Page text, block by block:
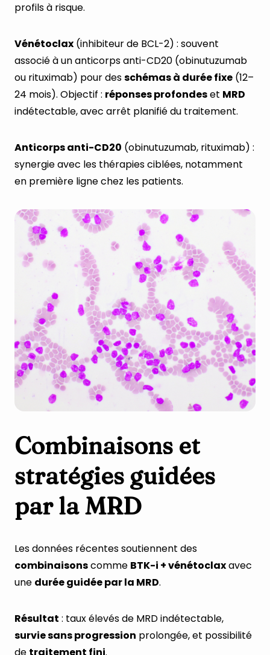
profils à risque.
Vénétoclax (inhibiteur de BCL-2) : souvent
associé à un anticorps anti-CD20 (obinutuzumab
ou rituximab) pour desschémas à durée fixe (12–
24 mois). Objectif : réponses profondeset MRD
indétectable, avec arrêt planifié du traitement.
Anticorps anti-CD20 (obinutuzumab, rituximab) :
synergie avec les thérapies ciblées, notamment
en première ligne chez les patients.
Combinaisons et
stratégies guidées
par la MRD
Les données récentes soutiennent des
combinaisonscomme BTK-i + vénétoclaxavec
une durée guidée par la MRD.
Résultat : taux élevés de MRD indétectable,
survie sans progression prolongée, et possibilité